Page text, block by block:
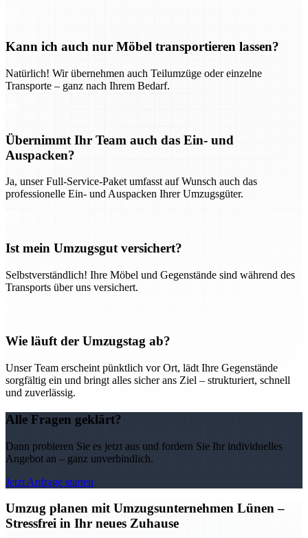
Kann ich auch nur Möbel transportieren lassen?
Natürlich! Wir übernehmen auch Teilumzüge oder einzelne
Transporte – ganz nach Ihrem Bedarf.
Übernimmt Ihr Team auch das Ein- und
Auspacken?
Ja, unser Full-Service-Paket umfasst auf Wunsch auch das
professionelle Ein- und Auspacken Ihrer Umzugsgüter.
Ist mein Umzugsgut versichert?
Selbstverständlich! Ihre Möbel und Gegenstände sind während des
Transports über uns versichert.
Wie läuft der Umzugstag ab?
Unser Team erscheint pünktlich vor Ort, lädt Ihre Gegenstände
sorgfältig ein und bringt alles sicher ans Ziel – strukturiert, schnell
und zuverlässig.
Alle Fragen geklärt?
Dann probieren Sie es jetzt aus und fordern Sie Ihr individuelles
Angebot an – ganz unverbindlich.
Jetzt Anfrage starten
Umzug planen mit Umzugsunternehmen Lünen –
Stressfrei in Ihr neues Zuhause